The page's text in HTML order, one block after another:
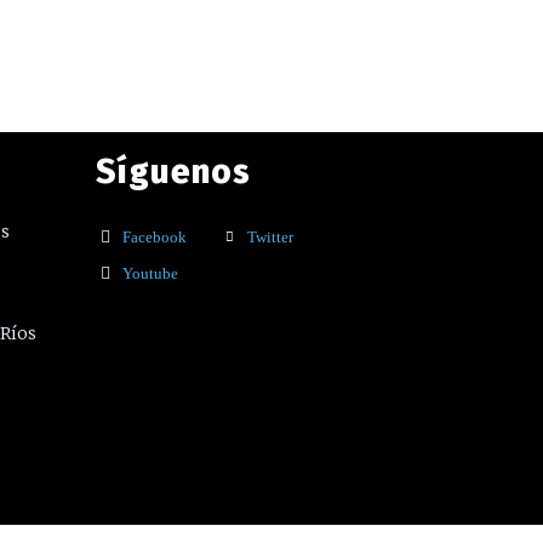
Síguenos
Facebook
Twitter
Youtube